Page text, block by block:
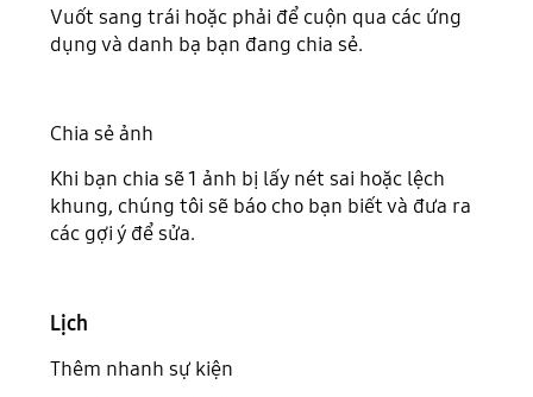
Vuốt sang trái hoặc phải để cuộn qua các ứng
dụng và danh bạ bạn đang chia sẻ.
Chia sẻ ảnh
Khi bạn chia sẽ 1 ảnh bị lấy nét sai hoặc lệch
khung, chúng tôi sẽ báo cho bạn biết và đưa ra
các gợi ý để sửa.
Lịch
Thêm nhanh sự kiện